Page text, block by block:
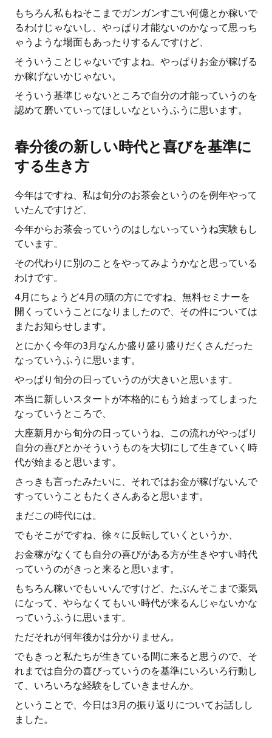
もちろん私もねそこまでガンガンすごい何億とか稼いで
るわけじゃないし、やっぱり才能ないのかなって思っち
ゃうような場面もあったりするんですけど、
そういうことじゃないですよね。やっぱりお金が稼げる
か稼げないかじゃない。
そういう基準じゃないところで自分の才能っていうのを
認めて磨いていってほしいなというふうに思います。
春分後の新しい時代と喜びを基準に
する生き方
今年はですね、私は旬分のお茶会というのを例年やって
いたんですけど、
今年からお茶会っていうのはしないっていうね実験もし
ています。
その代わりに別のことをやってみようかなと思っている
わけです。
4月にちょうど4月の頭の方にですね、無料セミナーを
開くっていうことになりましたので、その件については
またお知らせします。
とにかく今年の3月なんか盛り盛り盛りだくさんだった
なっていうふうに思います。
やっぱり旬分の日っていうのが大きいと思います。
本当に新しいスタートが本格的にもう始まってしまった
なっていうところで、
大座新月から旬分の日っていうね、この流れがやっぱり
自分の喜びとかそういうものを大切にして生きていく時
代が始まると思います。
さっきも言ったみたいに、それではお金が稼げないんで
すっていうこともたくさんあると思います。
まだこの時代には。
でもそこがですね、徐々に反転していくというか、
お金稼がなくても自分の喜びがある方が生きやすい時代
っていうのがきっと来ると思います。
もちろん稼いでもいいんですけど、たぶんそこまで薬気
になって、やらなくてもいい時代が来るんじゃないかな
っていうふうに思います。
ただそれが何年後かは分かりません。
でもきっと私たちが生きている間に来ると思うので、そ
れまでは自分の喜びっていうのを基準にいろいろ行動し
て、いろいろな経験をしていきませんか。
ということで、今日は3月の振り返りについてお話しし
ました。